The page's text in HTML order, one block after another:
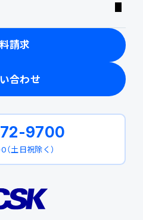
請求
合わせ
9700
土日祝除く）